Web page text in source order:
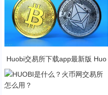
Huobi交易所下载app最新版 Huo
bi交易所2023官方版下载